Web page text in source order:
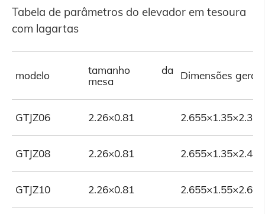
Tabela de parâmetros do elevador em tesoura
com lagartas
modelo
tamanho da
mesa
Dimensões gerais
GTJZ06 2.26×0.81 2.655×1.35×2.33
GTJZ08 2.26×0.81 2.655×1.35×2.48
GTJZ10 2.26×0.81 2.655×1.55×2.61